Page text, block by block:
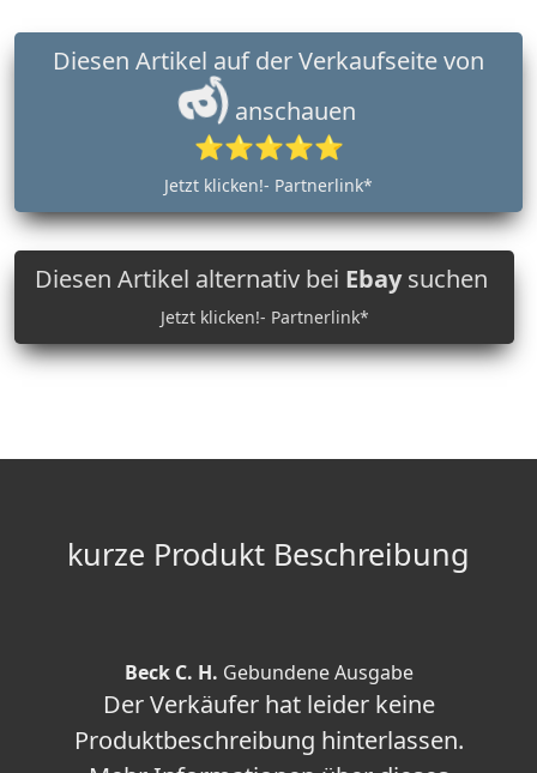
anschauen
⭐⭐⭐⭐⭐
Jetzt klicken!- Partnerlink*
Diesen Artikel alternativ bei Ebaysuchen
Jetzt klicken!- Partnerlink*
kurze Produkt Beschreibung
Beck C. H. Gebundene Ausgabe
Der Verkäufer hat leider keine
Produktbeschreibung hinterlassen.